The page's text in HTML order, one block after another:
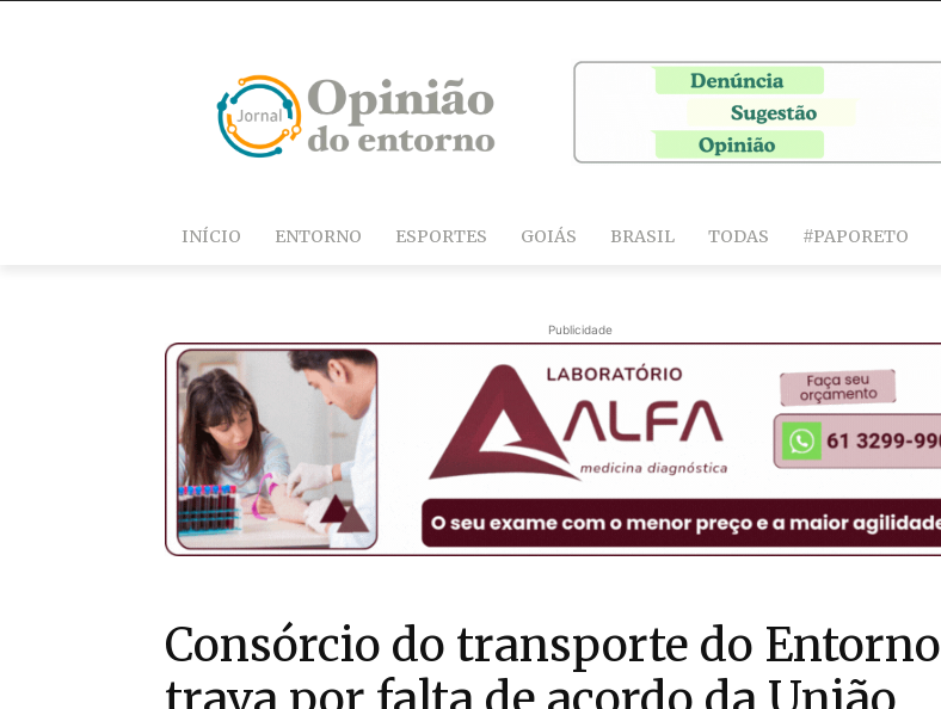
INÍCIO ENTORNO ESPORTES GOIÁS BRASIL TODAS #PAPORETO
Publicidade
Consórcio do transporte do Entorno